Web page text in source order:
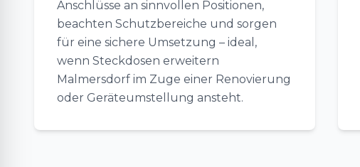
Anschlüsse an sinnvollen Positionen,
beachten Schutzbereiche und sorgen
für eine sichere Umsetzung – ideal,
wenn Steckdosen erweitern
Malmersdorf im Zuge einer Renovierung
oder Geräteumstellung ansteht.